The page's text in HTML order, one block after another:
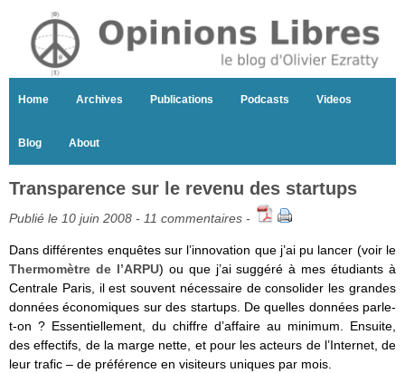
Home Archives Publications Podcasts Videos
Blog About
Transparence sur le revenu des startups
Publié le 10 juin 2008 - 11 commentaires -
Dans différentes enquêtes sur l’innovation que j’ai pu lancer (voir le
Thermomètre de l’ARPU) ou que j’ai suggéré à mes étudiants à
Centrale Paris, il est souvent nécessaire de consolider les grandes
données économiques sur des startups. De quelles données parle-
t-on ? Essentiellement, du chiffre d’affaire au minimum. Ensuite,
des effectifs, de la marge nette, et pour les acteurs de l’Internet, de
leur trafic – de préférence en visiteurs uniques par mois.